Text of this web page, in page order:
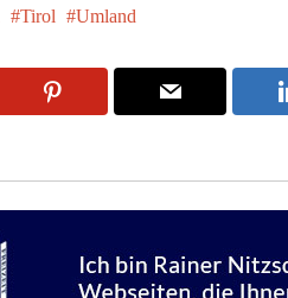
Tirol Umland